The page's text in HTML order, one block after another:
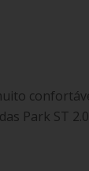
Park ST